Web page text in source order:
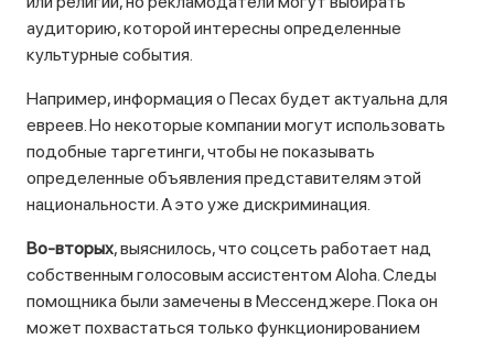
аудиторию, которой интересны определенные
культурные события.
Например, информация о Песах будет актуальна для
евреев. Но некоторые компании могут использовать
подобные таргетинги, чтобы не показывать
определенные объявления представителям этой
национальности. А это уже дискриминация.
Во-вторых, выяснилось, что соцсеть работает над
собственным голосовым ассистентом Aloha. Следы
помощника были замечены в Мессенджере. Пока он
может похвастаться только функционированием